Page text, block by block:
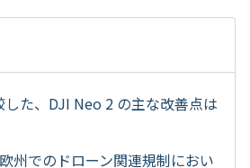
た、DJI Neo 2 の主な改善点は
州でのドローン関連規制におい